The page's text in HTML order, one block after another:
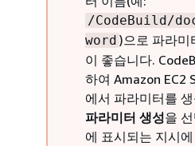
/CodeBuild/
word )으로 파라미
이 좋습니다.
하여 Amazon EC2
에서 파라미터를
파라미터 생성을
에 표시되는 지시